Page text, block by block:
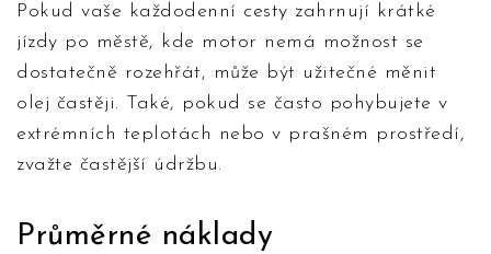
Pokud vaše každodenní cesty zahrnují krátké
jízdy po městě, kde motor nemá možnost se
dostatečně rozehřát, může být užitečné měnit
olej častěji. Také, pokud se často pohybujete v
extrémních teplotách nebo v prašném prostředí,
zvažte častější údržbu.
Průměrné náklady